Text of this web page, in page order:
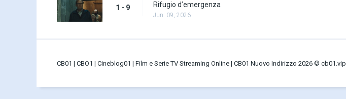
1 - 9 Rifugio d’emergenza
Jun. 09, 2026
CB01 | CBO1 | Cineblog01 | Film e Serie TV Streaming Online | CB01 Nuovo Indirizzo 2026 © cb01.vip